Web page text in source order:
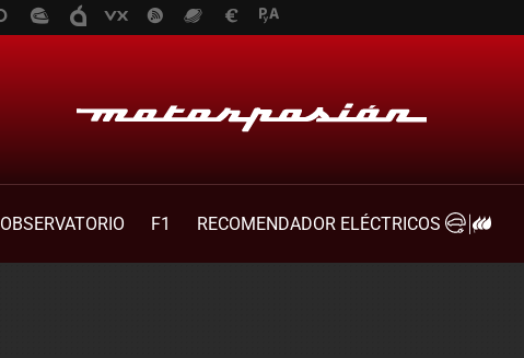
OBSERVATORIO F1
RECOMENDADOR ELÉCTRICOS